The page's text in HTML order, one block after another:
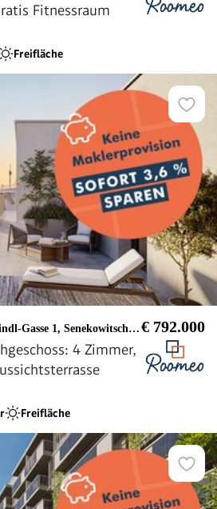
Fitnessraum
Freifläche
Gasse 1, Senekowitschgasse 2 € 792.000
4 Zimmer,
Freifläche